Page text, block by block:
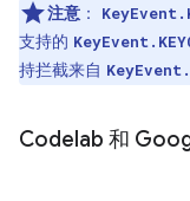
注意 ：
支持的
持拦截来自
Codelab 和